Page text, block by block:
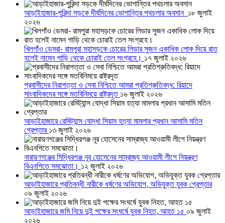
আড়াইহাজার-পুরিন্দা সড়কে দীর্ঘদিনের ভোগান্তির পথচলার অবসান ১৮ জুলাই
২০২৬
খিলগাঁও ডেমরা- রামপুরা মহাসড়কে চোরের লিডার সুজন একাধিক লোক দিয়ে রাত
হলেই নামেন গাড়ি থেকে চোরাই তেল সংগ্রহে। ১৭ জুলাই ২০২৬
প্রবাসীদের নিরাপত্তা ও সেবা নিশ্চিতে আমরা প্রতিশ্রুতিবদ্ধ: রিয়াদে
সাংবাদিকদের সঙ্গে মতবিনিময়ে রাষ্ট্রদূত ১৬ জুলাই ২০২৬
আড়াইহাজারে রেমিট্যান্স যোদ্ধা সিয়াম হত্যা মামলার প্রধান আসামি মতিন
গ্রেপ্তার ১৩ জুলাই ২০২৬
নারায়ণগঞ্জের সিদ্ধিরগঞ্জ নূর হোসেনের সাম্রাজ্য আওয়ামী লীগে নিয়ন্ত্রণ
বিএনপিতে সমঝোতা। ১২ জুলাই ২০২৬
আড়াইহাজারে প্রতিবন্ধী নারীকে ধর্ষণের অভিযোগ, অভিযুক্ত যুবক গ্রেপ্তার
০৯ জুলাই ২০২৬
আড়াইহাজারে জমি নিয়ে দুই পক্ষের সংঘর্ষে যুবক নিহত, আহত ১৫ ০৯ জুলাই
২০২৬